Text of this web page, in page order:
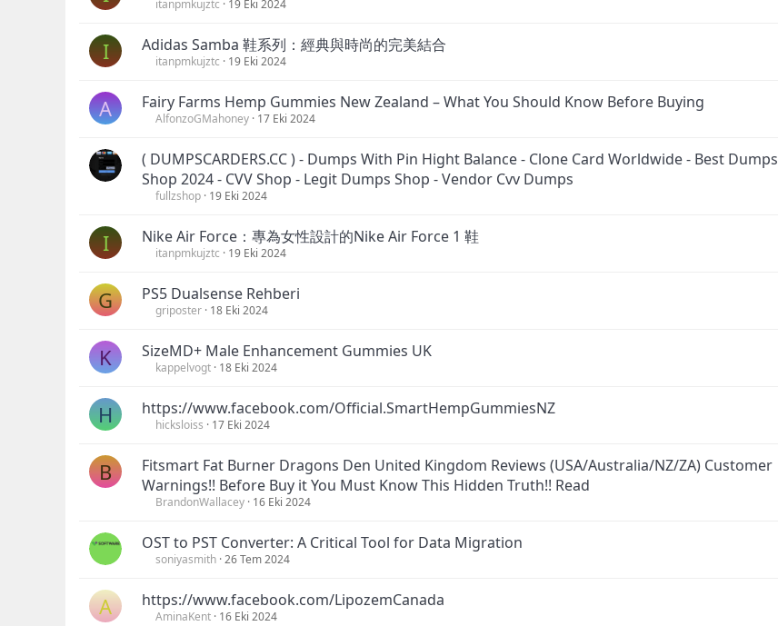
itanpmkujztc 19 Eki 2024
I Adidas Samba 鞋系列：經典與時尚的完美結合
itanpmkujztc 19 Eki 2024
A Fairy Farms Hemp Gummies New Zealand – What You Should Know Before Buying
AlfonzoGMahoney 17 Eki 2024
( DUMPSCARDERS.CC ) - Dumps With Pin Hight Balance - Clone Card Worldwide - Best Dumps
Shop 2024 - CVV Shop - Legit Dumps Shop - Vendor Cvv Dumps
fullzshop 19 Eki 2024
I Nike Air Force：專為女性設計的Nike Air Force 1 鞋
itanpmkujztc 19 Eki 2024
G PS5 Dualsense Rehberi
griposter 18 Eki 2024
K SizeMD+ Male Enhancement Gummies UK
kappelvogt 18 Eki 2024
H https://www.facebook.com/Official.SmartHempGummiesNZ
hicksloiss 17 Eki 2024
B
Fitsmart Fat Burner Dragons Den United Kingdom Reviews (USA/Australia/NZ/ZA) Customer
Warnings!! Before Buy it You Must Know This Hidden Truth!! Read
BrandonWallacey 16 Eki 2024
OST to PST Converter: A Critical Tool for Data Migration
soniyasmith 26 Tem 2024
A https://www.facebook.com/LipozemCanada
AminaKent 16 Eki 2024